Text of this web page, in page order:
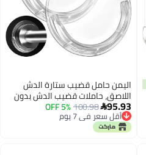
اليمن حامل قضيب ستارة الدش
اللاصق، حاملات قضيب الدش بدون
مسامير للحائط، مثبت حائط لقضيب
الدش بدون انزلاق للحمام (قضيب
95.93
100.98
5% OFF
أقل سعر في 7 يوم
أقل سعر في 7 يوم